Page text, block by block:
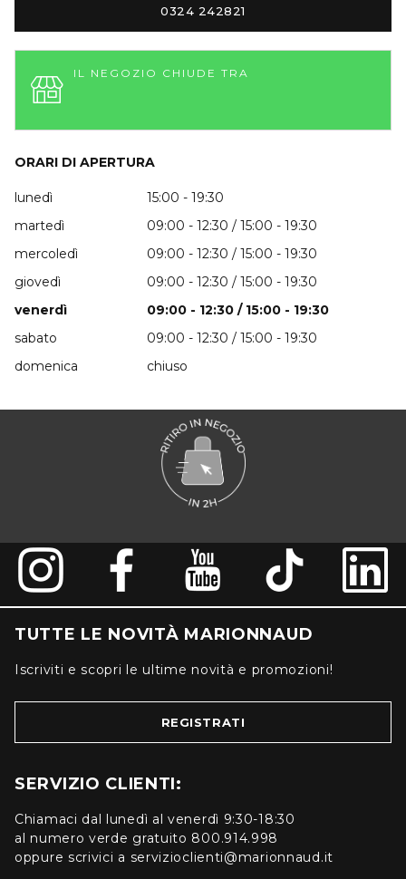
0324 242821
ORARI DI APERTURA
lunedì
15:00 - 19:30
martedì
09:00 - 12:30 / 15:00 - 19:30
mercoledì
09:00 - 12:30 / 15:00 - 19:30
giovedì
09:00 - 12:30 / 15:00 - 19:30
venerdì
09:00 - 12:30 / 15:00 - 19:30
sabato
09:00 - 12:30 / 15:00 - 19:30
domenica
chiuso
IL NEGOZIO CHIUDE TRA
TUTTE LE NOVITÀ MARIONNAUD
Iscriviti e scopri le ultime novità e promozioni!
REGISTRATI
SERVIZIO CLIENTI:
Chiamaci dal lunedì al venerdì 9:30-18:30
al numero verde gratuito 800.914.998
oppure scrivici a servizioclienti@marionnaud.it